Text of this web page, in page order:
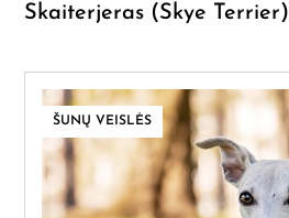
Skaiterjeras (Skye Terrier)
ŠUNŲ VEISLĖS